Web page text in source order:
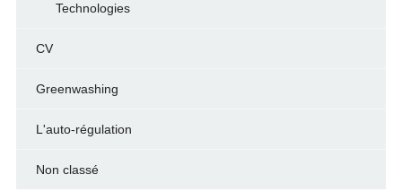
Technologies
CV
Greenwashing
L'auto-régulation
Non classé